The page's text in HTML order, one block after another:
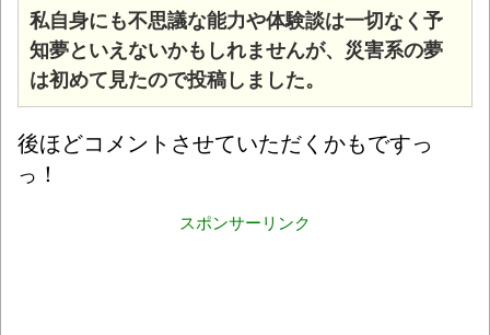
私自身にも不思議な能力や体験談は一切なく予
知夢といえないかもしれませんが、災害系の夢
は初めて見たので投稿しました。
後ほどコメントさせていただくかもですっ
っ ！
スポンサーリンク